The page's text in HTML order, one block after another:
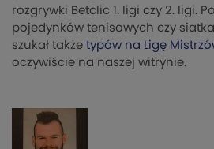
rozgrywki Betclic 1. ligi czy 2. ligi.
pojedynków tenisowych czy
szukał także typów na Ligę
oczywiście na naszej witrynie.